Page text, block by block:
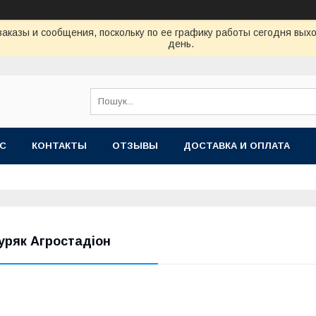
и сообщения, поскольку по ее графику работы сегодня
день.
КОНТАКТЫ ОТЗЫВЫ ДОСТАВКА И ОПЛАТА
Агростадіон